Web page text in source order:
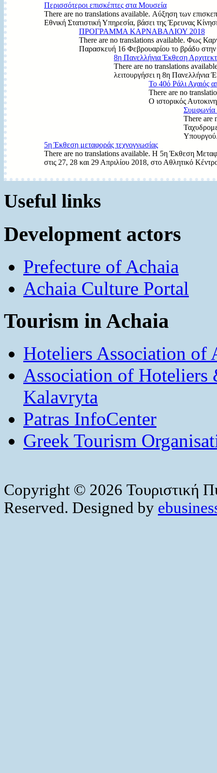
Περισσότεροι επισκέπτες στα Μουσεία
There are no translations available. Αύξηση των
Εθνική Στατιστική Υπηρεσία, βάσει της Έρευνας
ΠΡΟΓΡΑΜΜΑ ΚΑΡΝΑΒΑΛΙΟΥ 2018
There are no translations available. Φως
Παρασκευή 16 Φεβρουαρίου το βράδυ
8η Πανελλήνια Έκθεση
There are no translations
λειτουργήσει η 8η Πανελλήνια
Το 40ό Ράλι Αχαιός
There are no
Ο ιστορικός
Συμφωνία
There are
5η Έκθεση μεταφοράς τεχνογνωσίας
There are no translations available. Η 5η Έκθεση
στις 27, 28 και 29 Απριλίου 2018, στο Αθλητικό
Useful links
Development actors
Prefecture of Achaia
Achaia Culture Portal
Tourism in Achaia
Hoteliers Association of
Association of
Kalavryta
Patras InfoCenter
Greek Tourism
Copyright © 2026 Τουριστική
Reserved. Designed by